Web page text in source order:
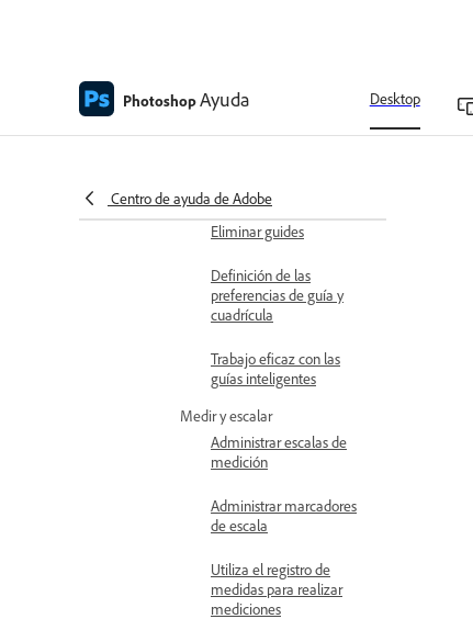
PhotoshopAyuda Desktop
Centro de ayuda de Adobe
inteligentes
Eliminar guides
Definición de las
preferencias de guía y
cuadrícula
Trabajo eficaz con las
guías inteligentes
Medir y escalar
Administrar escalas de
medición
Administrar marcadores
de escala
Utiliza el registro de
medidas para realizar
mediciones